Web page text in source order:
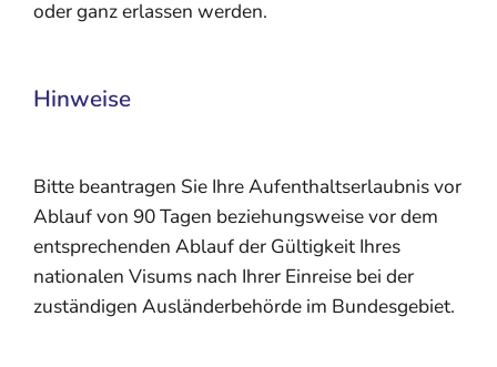
oder ganz erlassen werden.
Hinweise
Bitte beantragen Sie Ihre Aufenthaltserlaubnis vor
Ablauf von 90 Tagen beziehungsweise vor dem
entsprechenden Ablauf der Gültigkeit Ihres
nationalen Visums nach Ihrer Einreise bei der
zuständigen Ausländerbehörde im Bundesgebiet.